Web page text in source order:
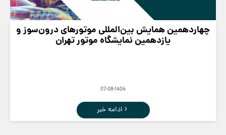
چهاردهمین همایش بین‌المللی موتورهای درون‌سوز و
یازدهمین نمایشگاه موتور تهران
07-08-1404
ادامه خبر